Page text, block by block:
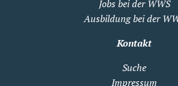
Jobs bei der WWS
Ausbildung bei der
Kontakt
Suche
Impressum